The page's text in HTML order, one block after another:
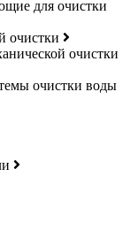
для очистки
очистки
очистки
очистки воды